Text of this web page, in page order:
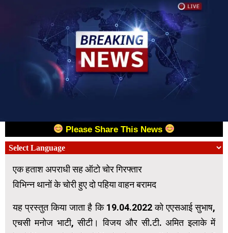
Please Share This News
एक हताश अपराधी सह ऑटो चोर गिरफ्तार
विभिन्न थानों के चोरी हुए दो पहिया वाहन बरामद
यह प्रस्तुत किया जाता है कि 19.04.2022 को एएसआई सुभाष,
एचसी मनोज भाटी, सीटी। विजय और सी.टी. अमित इलाके में